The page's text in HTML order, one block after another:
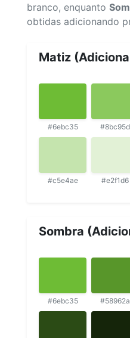
branco, enquanto
obtidas adicionando
Matiz
#6ebc35 #8bc95d
#c5e4ae #e2f1d6
Sombra
#6ebc35 #58962a